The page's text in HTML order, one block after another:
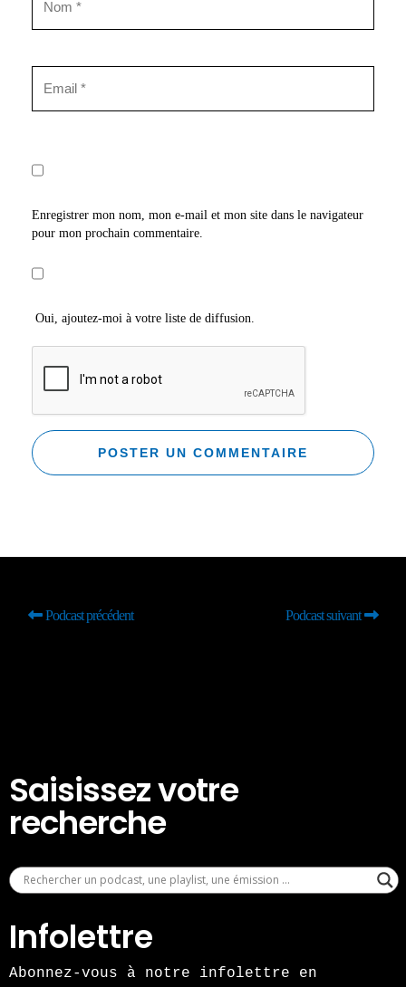
Enregistrer mon nom, mon e-mail et mon site dans le navigateur
pour mon prochain commentaire.
Oui, ajoutez-moi à votre liste de diffusion.
Podcast précédent Podcast suivant
Saisissez votre
recherche
Infolettre
Abonnez-vous à notre infolettre en